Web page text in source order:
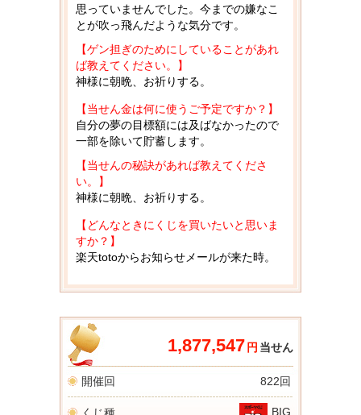
思っていませんでした。今までの嫌なこ
とが吹っ飛んだような気分です。
【ゲン担ぎのためにしていることがあれ
ば教えてください。】
神様に朝晩、お祈りする。
【当せん金は何に使うご予定ですか？】
自分の夢の目標額には及ばなかったので
一部を除いて貯蓄します。
【当せんの秘訣があれば教えてくださ
い。】
神様に朝晩、お祈りする。
【どんなときにくじを買いたいと思いま
すか？】
楽天totoからお知らせメールが来た時。
1,877,547 円 当せん
開催回 822回
BIG